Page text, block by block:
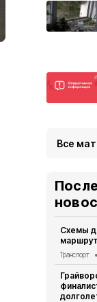
Все
Схемы
Транспорт